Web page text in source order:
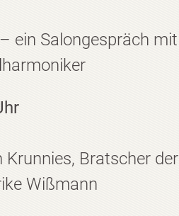
ein Salongespräch mit
Krunnies, Bratscher der
Wißmann